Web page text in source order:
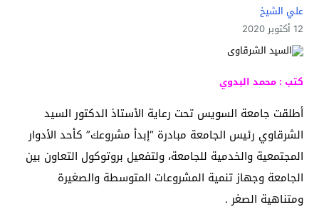
علي الشيخ
12 أكتوبر 2020
كتب : محمد البدوي
أطلقت جامعة السويس تحت رعاية الأستاذ الدكتور السيد
الشرقاوي رئيس الجامعة مبادرة “إبدأ مشروعك” كأحد الأدوار
المجتمعية والخدمية للجامعة، ولتفعيل بروتوكول التعاون بين
الجامعة وجهاز تنمية المشروعات المتوسطة والصغيرة
ومتناهية الصغر .